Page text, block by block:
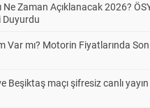
Ne Zaman Açıklanacak 2026?
Duyurdu
Var mı? Motorin Fiyatlarında Son
Beşiktaş maçı şifresiz canlı yayın